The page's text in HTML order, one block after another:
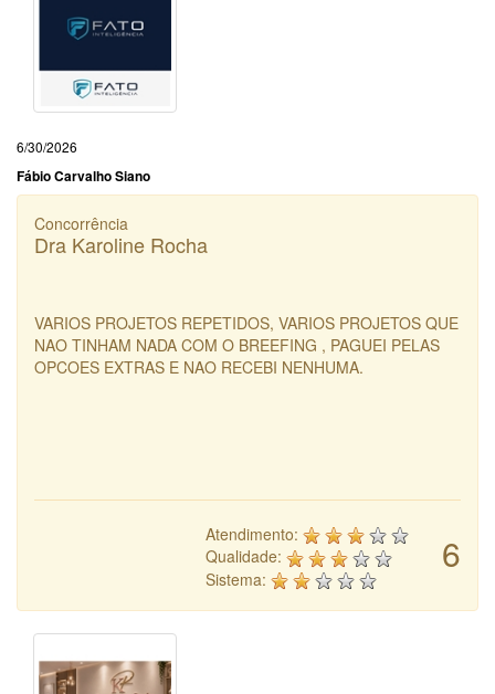
6/30/2026
Fábio Carvalho Siano
Concorrência
Dra Karoline Rocha
VARIOS PROJETOS REPETIDOS, VARIOS PROJETOS QUE
NAO TINHAM NADA COM O BREEFING , PAGUEI PELAS
OPCOES EXTRAS E NAO RECEBI NENHUMA.
6
Atendimento:
Qualidade:
Sistema: